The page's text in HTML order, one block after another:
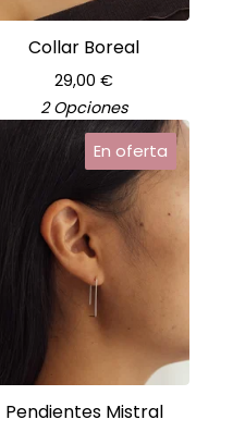
Collar Boreal
29,00 €
2 Opciones
En oferta
Pendientes Mistral